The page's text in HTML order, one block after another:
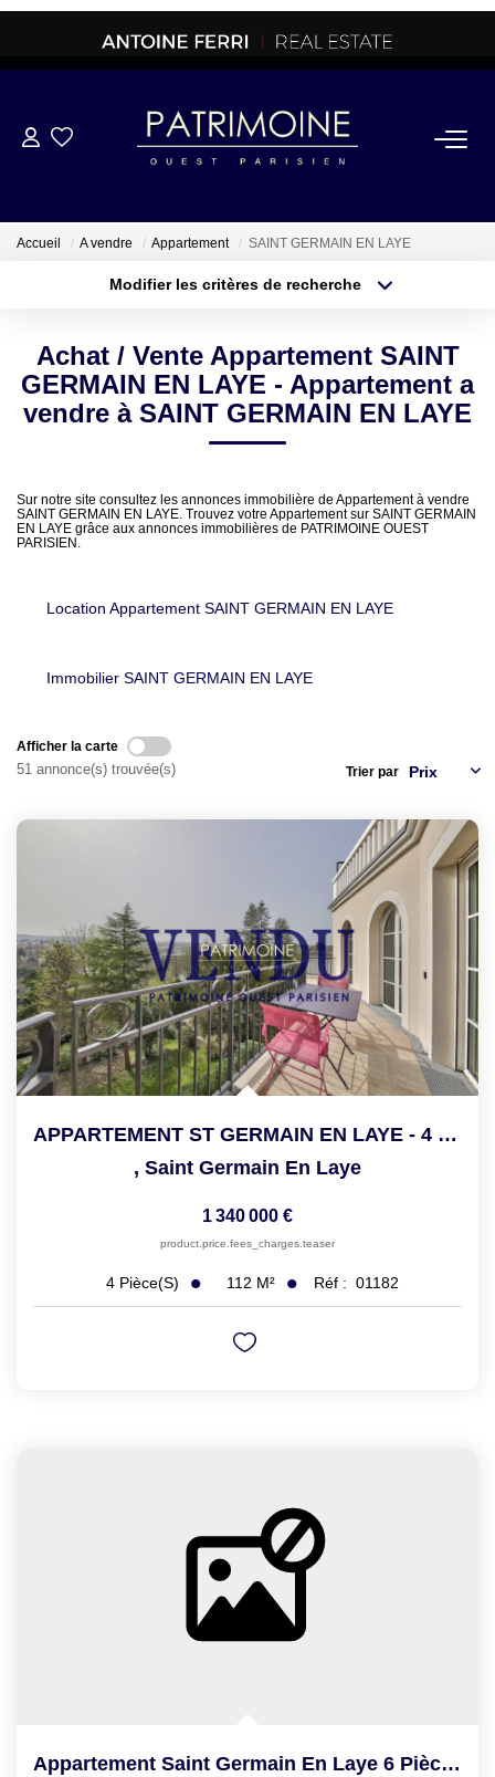
ACHETER
OFF MARKET
BRETAGNE
LOUER
Notre Agence
Accueil A vendre Appartement SAINT GERMAIN EN LAYE
Modifier les critères de recherche
Sélectionnez...
Type de bien
Surface min
Achat / Vente Appartement SAINT
GERMAIN EN LAYE - Appartement a
vendre à SAINT GERMAIN EN LAYE
Sur notre site consultez les annonces immobilière de Appartement à vendre
SAINT GERMAIN EN LAYE. Trouvez votre Appartement sur SAINT GERMAIN
EN LAYE grâce aux annonces immobilières de PATRIMOINE OUEST
PARISIEN.
Location Appartement SAINT GERMAIN EN LAYE
Immobilier SAINT GERMAIN EN LAYE
Afficher la carte
51 annonce(s) trouvée(s) Trier par
APPARTEMENT ST GERMAIN EN LAYE - 4 Pièce(s) - 111.94 M2
, Saint Germain En Laye
1 340 000 €
product.price.fees_charges.teaser
4 Pièce(s) 112 M² Réf : 01182
Appartement Saint Germain En Laye 6 Pièce(s) 123.20 M2